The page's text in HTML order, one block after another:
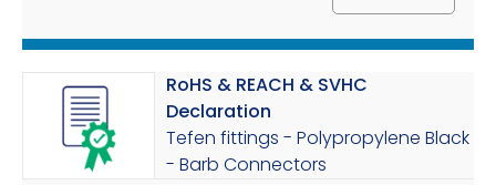
RoHS & REACH & SVHC
Declaration
Tefen fittings - Polypropylene Black
- Barb Connectors